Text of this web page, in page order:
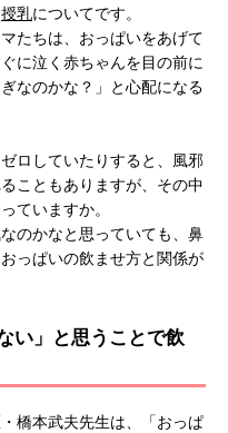
授乳についてです。
たちは、おっぱいをあげて
に泣く赤ちゃんを目の前に
なのかな？」と心配になる
ロしていたりすると、風邪
こともありますが、その中
ていますか。
のかなと思っていても、鼻
っぱいの飲ませ方と関係が
い」と思うことで飲
橋本武夫先生は、「おっぱ